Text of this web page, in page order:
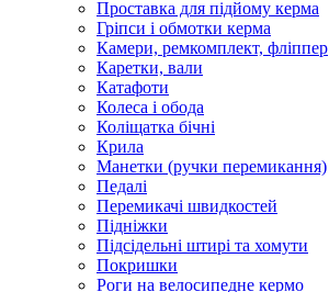
Проставка для підйому керма
Гріпси і обмотки керма
Камери, ремкомплект, фліппер
Каретки, вали
Катафоти
Колеса і обода
Коліщатка бічні
Крила
Манетки (ручки перемикання)
Педалі
Перемикачі швидкостей
Підніжки
Підсідельні штирі та хомути
Покришки
Роги на велосипедне кермо